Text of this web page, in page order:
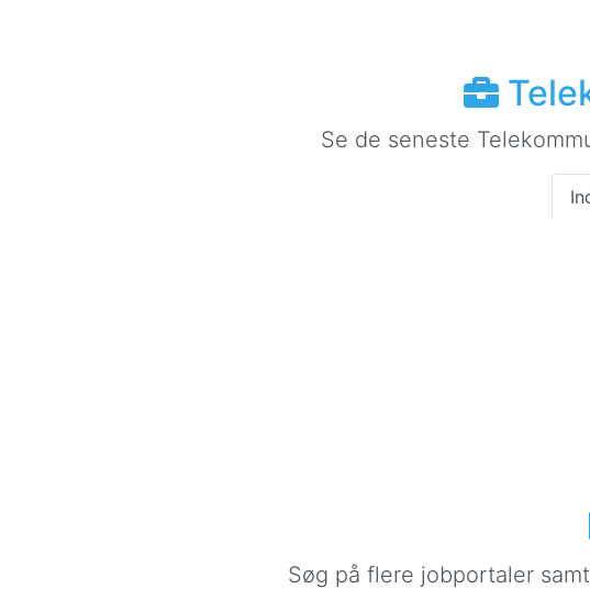
Se de seneste
Søg på flere jobportaler